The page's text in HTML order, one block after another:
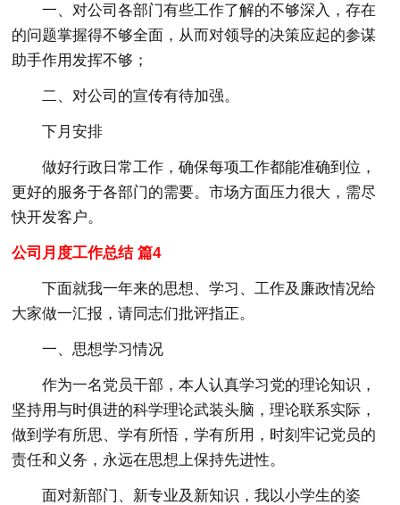
一、对公司各部门有些工作了解的不够深入，存在
的问题掌握得不够全面，从而对领导的决策应起的参谋
助手作用发挥不够；
二、对公司的宣传有待加强。
下月安排
做好行政日常工作，确保每项工作都能准确到位，
更好的服务于各部门的需要。市场方面压力很大，需尽
快开发客户。
公司月度工作总结 篇4
下面就我一年来的思想、学习、工作及廉政情况给
大家做一汇报，请同志们批评指正。
一、思想学习情况
作为一名党员干部，本人认真学习党的理论知识，
坚持用与时俱进的科学理论武装头脑，理论联系实际，
做到学有所思、学有所悟，学有所用，时刻牢记党员的
责任和义务，永远在思想上保持先进性。
面对新部门、新专业及新知识，我以小学生的姿